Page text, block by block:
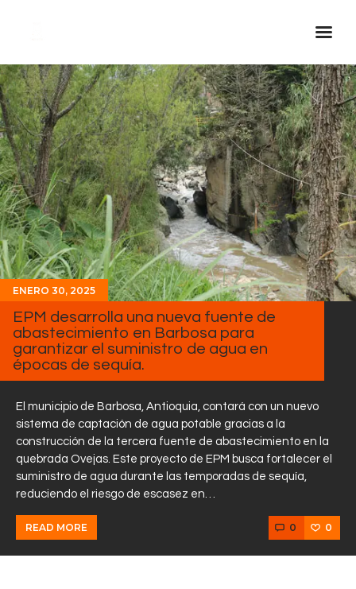
Inicio Real FM
Streaming
En Vivo
Descarga La APP
Programas
Noticias
Equipo
Sobre Nosotros
Contactos
ENERO 30, 2025
EPM desarrolla una nueva fuente de
abastecimiento en Barbosa para
garantizar el suministro de agua en
épocas de sequía.
El municipio de Barbosa, Antioquia, contará con un nuevo
sistema de captación de agua potable gracias a la
construcción de la tercera fuente de abastecimiento en la
quebrada Ovejas. Este proyecto de EPM busca fortalecer el
suministro de agua durante las temporadas de sequía,
reduciendo el riesgo de escasez en…
READ MORE 0 0